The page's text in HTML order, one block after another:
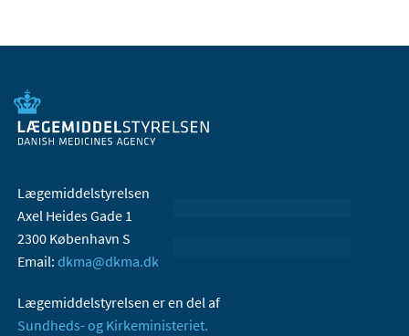
Lægemiddelstyrelsen
Axel Heides Gade 1
2300 København S
Email: dkma@dkma.dk
Lægemiddelstyrelsen er en del af
Sundheds- og Kirkeministeriet.